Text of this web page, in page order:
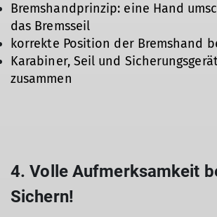
Bremshandprinzip: eine Hand
das Bremsseil
korrekte Position der Bremshand
Karabiner, Seil und
zusammen
4. Volle Aufmerksamkeit
Sichern!